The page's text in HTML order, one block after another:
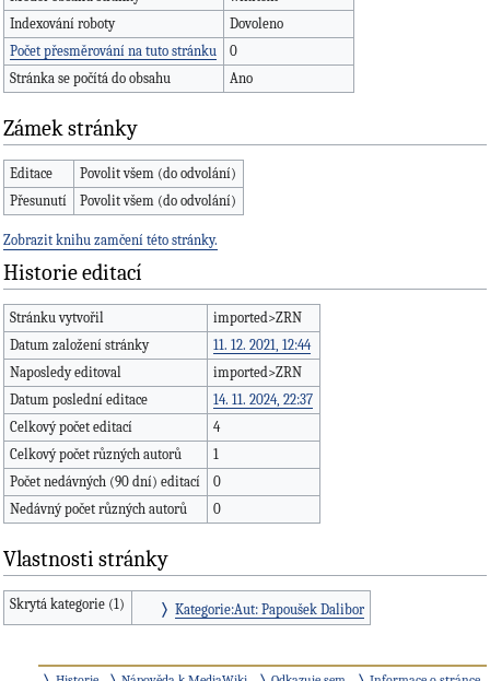
Indexování roboty
Dovoleno
Počet přesměrování na tuto stránku
0
Stránka se počítá do obsahu
Ano
Zámek stránky
Editace
Povolit všem (do odvolání)
Přesunutí
Povolit všem (do odvolání)
Zobrazit knihu zamčení této stránky.
Historie editací
Stránku vytvořil
imported>ZRN
Datum založení stránky
11. 12. 2021, 12:44
Naposledy editoval
imported>ZRN
Datum poslední editace
14. 11. 2024, 22:37
Celkový počet editací
4
Celkový počet různých autorů
1
Počet nedávných (90 dní) editací
0
Nedávný počet různých autorů
0
Vlastnosti stránky
Skrytá kategorie (1) Kategorie:Aut: Papoušek Dalibor